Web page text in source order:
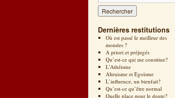
Dernières restitutions
Où est passé le meilleur des
mondes ?
A priori et préjugés
Qu’est-ce qui me constitue?
L’Athéisme
Altruisme et Egoïsme
L’influence, un bienfait?
Qu’est-ce qu’être normal
Quelle place pour le doute?